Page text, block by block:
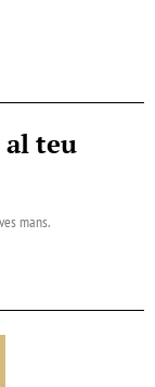
al teu
mans.